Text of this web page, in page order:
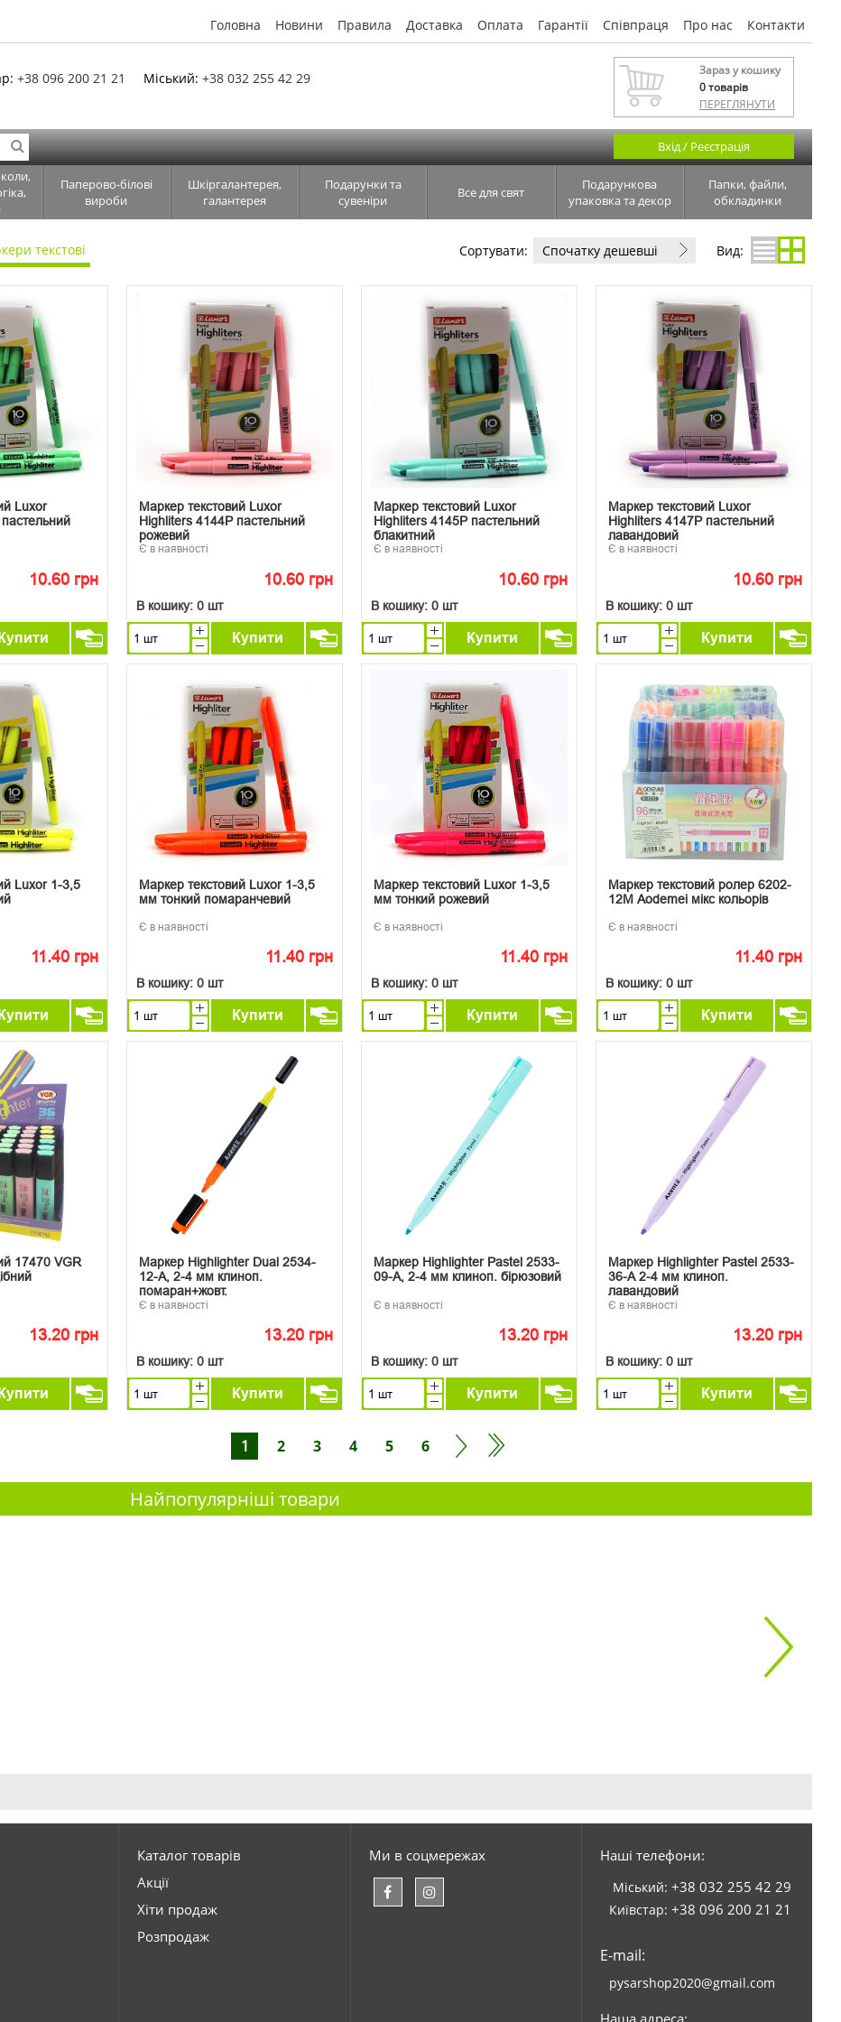
Головна Новини Правила Доставка Оплата Гарантії Співпраця Про нас Контакти
+38 096 200 21 21 Міський: +38 032 255 42 29
Зараз у кошику
0товарів
ПЕРЕГЛЯНУТИ
Вхід / Реєстрація
Паперово-білові
вироби
Шкіргалантерея,
галантерея
Подарунки та
сувеніри
Все для свят
Подарункова
упаковка та декор
Папки, файли,
обкладинки
текстові Сортувати: Спочатку дешевші Вид:
Luxor
10.60 грн
Маркер текстовий Luxor
Highliters 4144P пастельний
рожевий
Є в наявності
10.60 грн
В кошику: 0 шт
Купити
Маркер текстовий Luxor
Highliters 4145P пастельний
блакитний
Є в наявності
10.60 грн
В кошику: 0 шт
Купити
Маркер текстовий Luxor
Highliters 4147P пастельний
лавандовий
Є в наявності
10.60 грн
В кошику: 0 шт
Купити
Luxor 1-3,5
11.40 грн
Купити
Маркер текстовий Luxor 1-3,5
мм тонкий помаранчевий
Є в наявності
11.40 грн
В кошику: 0 шт
Купити
Маркер текстовий Luxor 1-3,5
мм тонкий рожевий
Є в наявності
11.40 грн
В кошику: 0 шт
Купити
Маркер текстовий ролер 6202-
12М Aodemei мікс кольорів
Є в наявності
11.40 грн
В кошику: 0 шт
Купити
17470 VGR
13.20 грн
Маркер Highlighter Dual 2534-
12-A, 2-4 мм клиноп.
помаран+жовт.
Є в наявності
13.20 грн
В кошику: 0 шт
Купити
Маркер Highlighter Pastel 2533-
09-A, 2-4 мм клиноп. бірюзовий
Є в наявності
13.20 грн
В кошику: 0 шт
Купити
Маркер Highlighter Pastel 2533-
36-A 2-4 мм клиноп.
лавандовий
Є в наявності
13.20 грн
В кошику: 0 шт
Купити
1 2 3 4 5 6
Найпопулярніші товари
Каталог товарів
Акції
Хіти продаж
Розпродаж
Ми в соцмережах Наші телефони:
Міський: +38 032 255 42 29
Київстар: +38 096 200 21 21
E-mail:
pysarshop2020@gmail.com
Наша адреса: